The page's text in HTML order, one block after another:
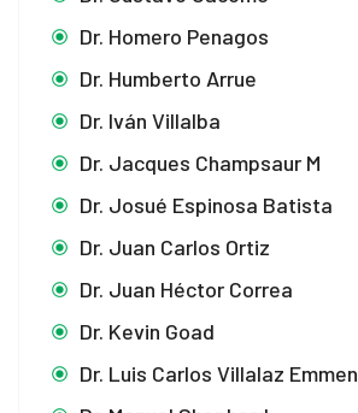
Dr. Homero Penagos
Dr. Humberto Arrue
Dr. Iván Villalba
Dr. Jacques Champsaur M
Dr. Josué Espinosa Batista
Dr. Juan Carlos Ortiz
Dr. Juan Héctor Correa
Dr. Kevin Goad
Dr. Luis Carlos Villalaz Emmen